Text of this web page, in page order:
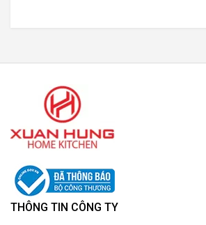
THÔNG TIN CÔNG TY